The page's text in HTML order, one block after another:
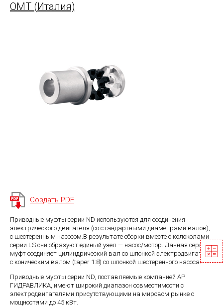
OMT (Италия)
Создать PDF
Приводные муфты серии ND используются для соединения
электрического двигателя (со стандартными диаметрами валов),
с шестеренным насосом.В результате сборки вместе с колоколами
серии LS они образуют единый узел — насос/мотор. Данная серия
муфт соединяет цилиндрический вал со шпонкой электродвигателя
с коническим валом (taper 1:8) со шпонкой шестеренного насоса.
Приводные муфты серии ND, поставляемые компанией АР
ГИДРАВЛИКА, имеют широкий диапазон совместимости с
электродвигателями присутствующими на мировом рынке с
мощностями до 45 кВт.